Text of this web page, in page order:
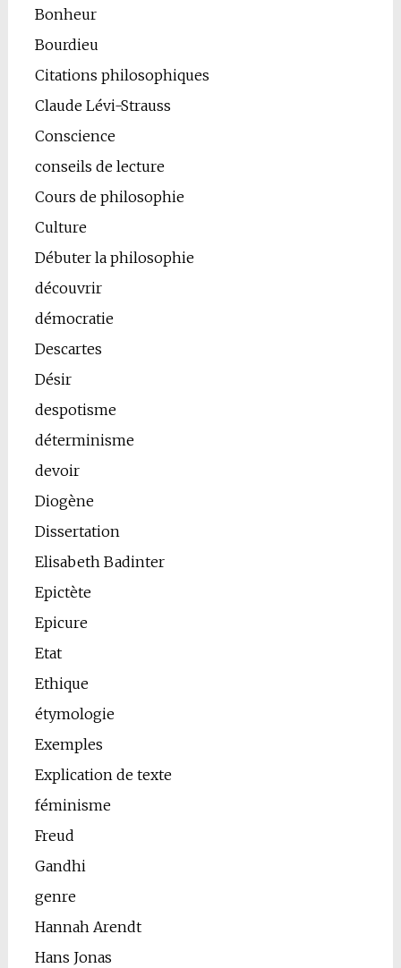
Bonheur
Bourdieu
Citations philosophiques
Claude Lévi-Strauss
Conscience
conseils de lecture
Cours de philosophie
Culture
Débuter la philosophie
découvrir
démocratie
Descartes
Désir
despotisme
déterminisme
devoir
Diogène
Dissertation
Elisabeth Badinter
Epictète
Epicure
Etat
Ethique
étymologie
Exemples
Explication de texte
féminisme
Freud
Gandhi
genre
Hannah Arendt
Hans Jonas